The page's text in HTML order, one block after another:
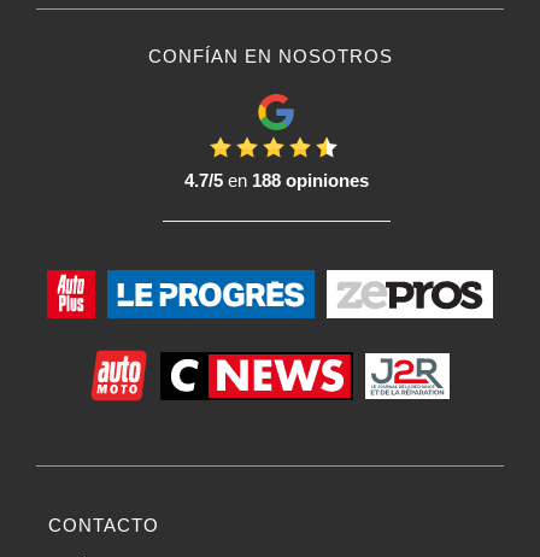
CONFÍAN EN NOSOTROS
4.7/5en 188 opiniones
CONTACTO